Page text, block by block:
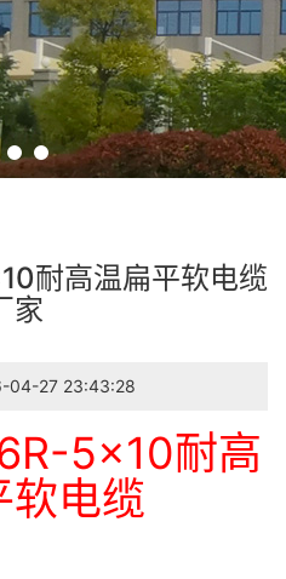
耐高温扁平软电缆
家
04-27 23:43:28
5×10耐高
软电缆